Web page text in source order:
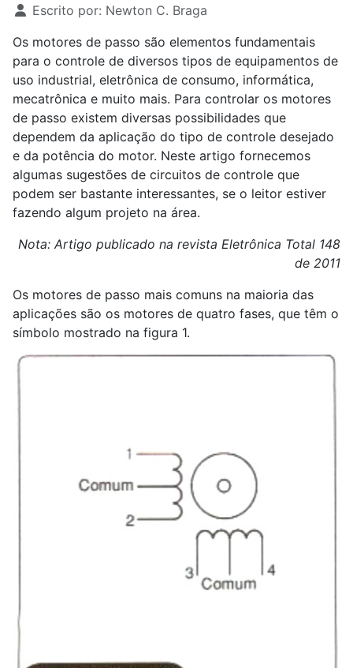
Escrito por: Newton C. Braga
Os motores de passo são elementos fundamentais
para o controle de diversos tipos de equipamentos de
uso industrial, eletrônica de consumo, informática,
mecatrônica e muito mais. Para controlar os motores
de passo existem diversas possibilidades que
dependem da aplicação do tipo de controle desejado
e da potência do motor. Neste artigo fornecemos
algumas sugestões de circuitos de controle que
podem ser bastante interessantes, se o leitor estiver
fazendo algum projeto na área.
Nota: Artigo publicado na revista Eletrônica Total 148
de 2011
Os motores de passo mais comuns na maioria das
aplicações são os motores de quatro fases, que têm o
símbolo mostrado na figura 1.